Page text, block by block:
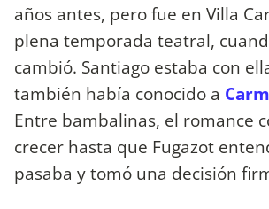
años antes, pero fue en Villa
plena temporada teatral,
cambió. Santiago estaba con
también había conocido a
Entre bambalinas, el romance
crecer hasta que Fugazot
pasaba y tomó una decisión